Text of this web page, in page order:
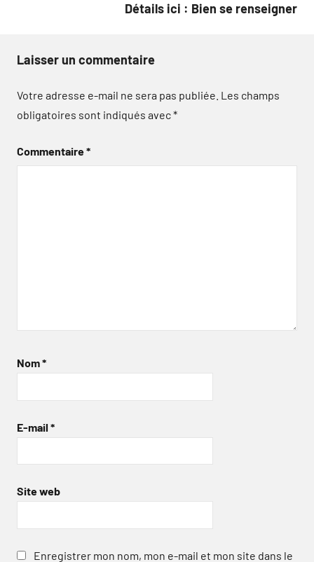
Détails ici : Bien se renseigner
Laisser un commentaire
Votre adresse e-mail ne sera pas publiée. Les champs
obligatoires sont indiqués avec*
Commentaire*
Nom*
E-mail *
Site web
Enregistrer mon nom, mon e-mail et mon site dans le